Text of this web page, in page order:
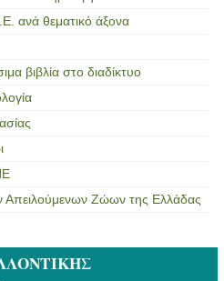
ανά θεματικό άξονα
βιβλία στο διαδίκτυο
Απειλούμενων Ζώων της Ελλάδας